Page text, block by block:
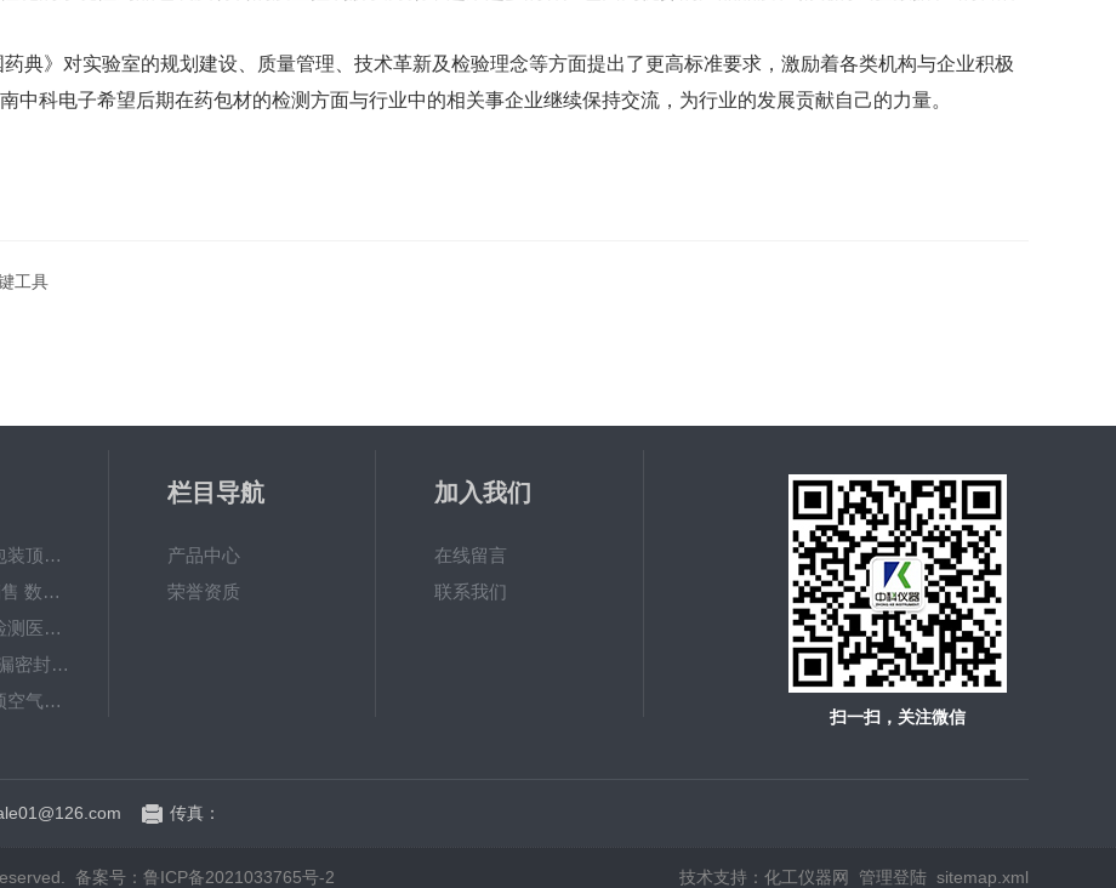
典》对实验室的规划建设、质量管理、技术革新及检验理念等方面提出了更高标准要求，激励着各类机构与企业积极
中科电子希望后期在药包材的检测方面与行业中的相关事企业继续保持交流，为行业的发展贡献自己的力量。
工具
HGT-01H气调包装顶空气体分析仪
YLY-02H厂家销售 数显屏偏光应力仪
MFY-01H快速检测‌医药玻璃容器密封试验仪支持定制
NDL-V201微泄漏密封仪/软包装件密封试验仪
HGT-01H手持顶空气体分析仪/包装残氧仪
栏目导航
产品中心
荣誉资质
加入我们
在线留言
联系我们
扫一扫，关注微信
传真：
备案号：鲁ICP备2021033765号-2 技术支持： 化工仪器网 管理登陆 sitemap.xml